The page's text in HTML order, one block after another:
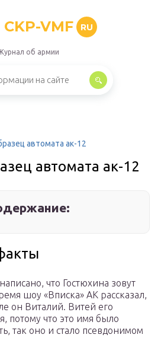
CKP-VMF RU
об армии
автомата ак-12
автомата ак-12
что Гостюхина зовут
шоу «Вписка» АК рассказал,
он Виталий. Витей его
потому что это имя было
так оно и стало псевдонимом